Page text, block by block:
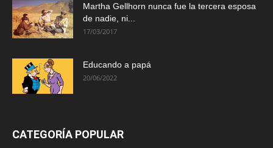
Martha Gellhorn nunca fue la tercera esposa
de nadie, ni...
17/03/2017
Educando a papá
20/06/2022
CATEGORÍA POPULAR